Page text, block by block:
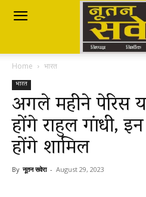
Nutan
Savera
नूतन
सवेरा
Home भारत
भारत
अगले महीने पेरिस
होंगे राहुल गांधी,
होंगे शामिल
By नूतन सवेरा - August 29, 2023